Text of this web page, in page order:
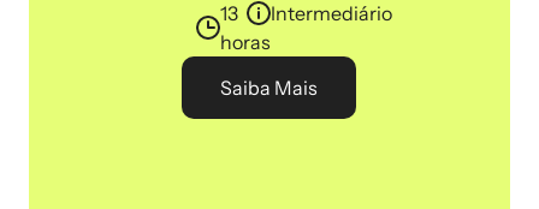
13
horas
Intermediário
Saiba Mais